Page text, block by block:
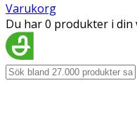
Varukorg
Du har 0 produkter i din